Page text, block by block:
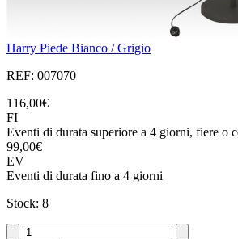
Harry Piede Bianco / Grigio
REF: 007070
116,00€
FI
Eventi di durata superiore a 4 giorni, fiere o
99,00€
EV
Eventi di durata fino a 4 giorni
Stock: 8